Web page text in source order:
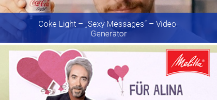
Coke Light – „Sexy Messages“ – Video-
Generator